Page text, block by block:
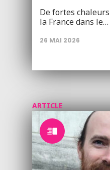
De fortes
la France dans le…
26 MAI 2026
ARTICLE